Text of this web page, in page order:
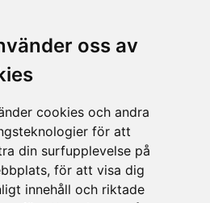
oss av
cookies och andra
för att
din surfupplevelse på
för att visa dig
innehåll och riktade
reserved Fruktpress.se
OCH VÄRDEN
ATT VETA